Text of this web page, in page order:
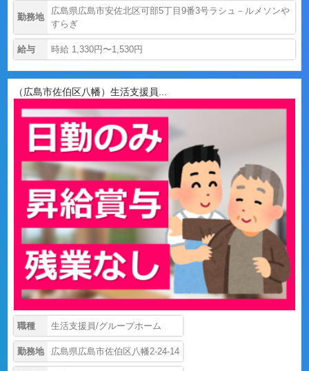
勤務地
広島県広島市安佐北区可部5丁目9番3号ラシュ－ルメソンや
すらぎ
給与 時給 1,330円〜1,530円
（広島市佐伯区八幡）生活支援員...
職種 生活支援員/グループホーム
勤務地 広島県広島市佐伯区八幡2-24-14